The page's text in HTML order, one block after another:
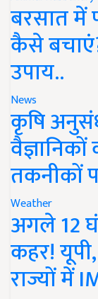
बरसात में
कैसे
उपाय..
News
कृषि
तकनीकों
Weather
अगले 12
कहर!
राज्यों में